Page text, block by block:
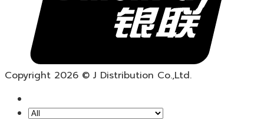
Copyright 2026 © J Distribution Co.,Ltd.